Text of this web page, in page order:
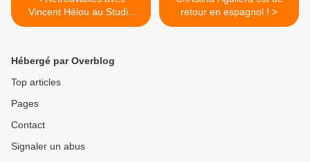
Vincent Hélou au Studio
Luna Rossa à l’occasion de
retour en espagnol ! >
Hébergé par Overblog
Top articles
Pages
Contact
Signaler un abus